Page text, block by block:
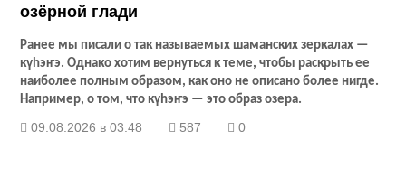
озёрной глади
Ранее мы писали о так называемых шаманских зеркалах —
күhэҥэ. Однако хотим вернуться к теме, чтобы раскрыть ее
наиболее полным образом, как оно не описано более нигде.
Например, о том, что күhэҥэ — это образ озера.
09.08.2026 в 03:48 587 0